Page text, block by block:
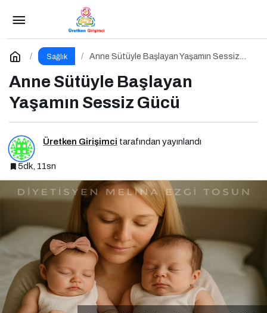
Sağlık
Anne Sütüyle Başlayan Yaşamın Sessiz
Anne Sütüyle Başlayan
Yaşamın Sessiz Gücü
Üretken Girişimci tarafından yayınlandı
5dk, 11sn
Besin İntoleransları ve Düşük Dereceli
Enflamasyonun Kronik Hastalıklara Etkisi
Yorum Yap